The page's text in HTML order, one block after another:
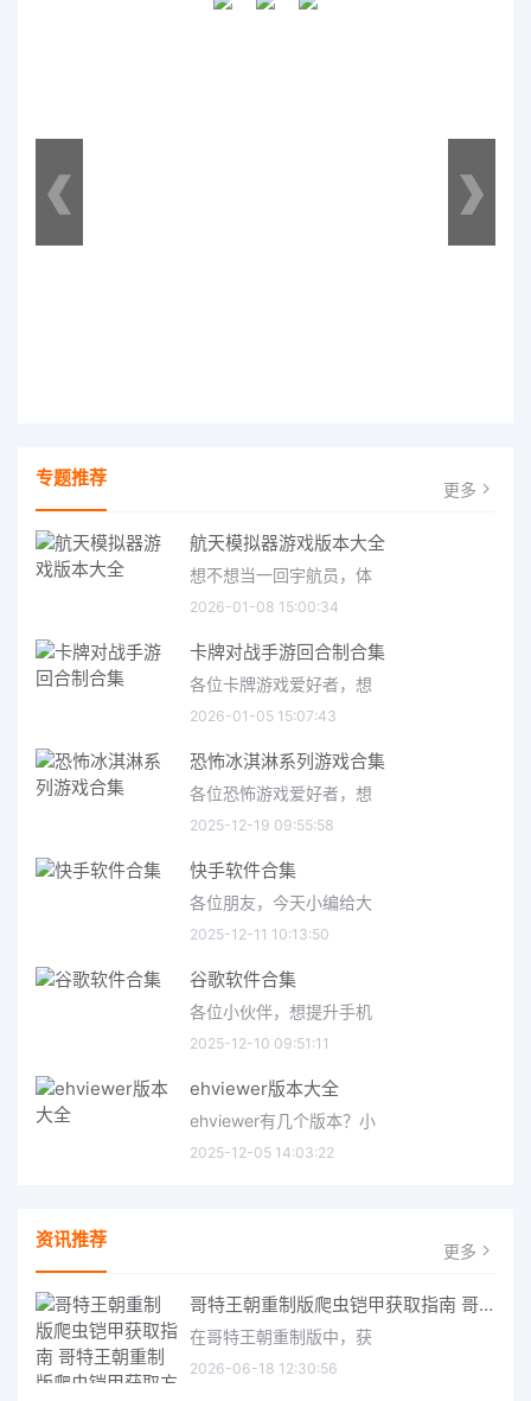
专题推荐 更多
航天模拟器游戏版本大全
想不想当一回宇航员，体
2026-01-08 15:00:34
卡牌对战手游回合制合集
各位卡牌游戏爱好者，想
2026-01-05 15:07:43
恐怖冰淇淋系列游戏合集
各位恐怖游戏爱好者，想
2025-12-19 09:55:58
快手软件合集
各位朋友，今天小编给大
2025-12-11 10:13:50
谷歌软件合集
各位小伙伴，想提升手机
2025-12-10 09:51:11
ehviewer版本大全
ehviewer有几个版本？小
2025-12-05 14:03:22
资讯推荐 更多
哥特王朝重制版爬虫铠甲获取指南 哥特王朝重制版爬虫铠甲获取方法
在哥特王朝重制版中，获
2026-06-18 12:30:56